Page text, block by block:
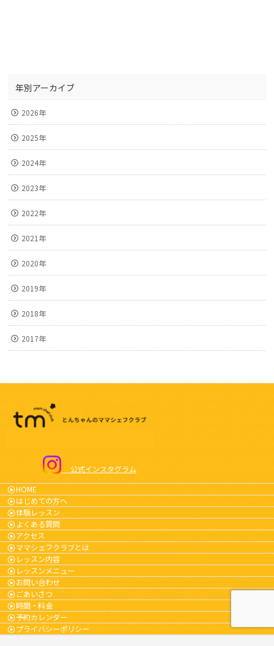
年別アーカイブ
2026年
2025年
2024年
2023年
2022年
2021年
2020年
2019年
2018年
2017年
公式インスタグラム
HOME
はじめての方へ
体験レッスン
よくある質問
アクセス
ママシェフクラブとは
レッスン内容
レッスンメニュー
お問い合わせ
ごあいさつ
時間・料金
予約カレンダー
プライバシーポリシー